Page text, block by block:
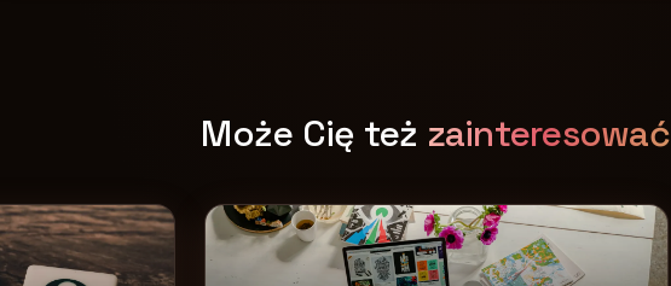
Może Cię też zainteresować